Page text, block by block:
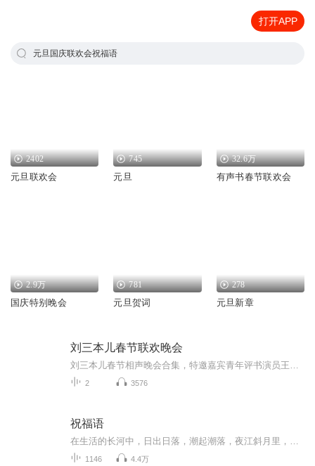
打开APP
元旦国庆联欢会祝福语
2402
元旦联欢会
745
元旦
32.6万
有声书春节联欢会
2.9万
国庆特别晚会
781
元旦贺词
278
元旦新章
刘三本儿春节联欢晚会
2 3576
祝福语
1146 4.4万